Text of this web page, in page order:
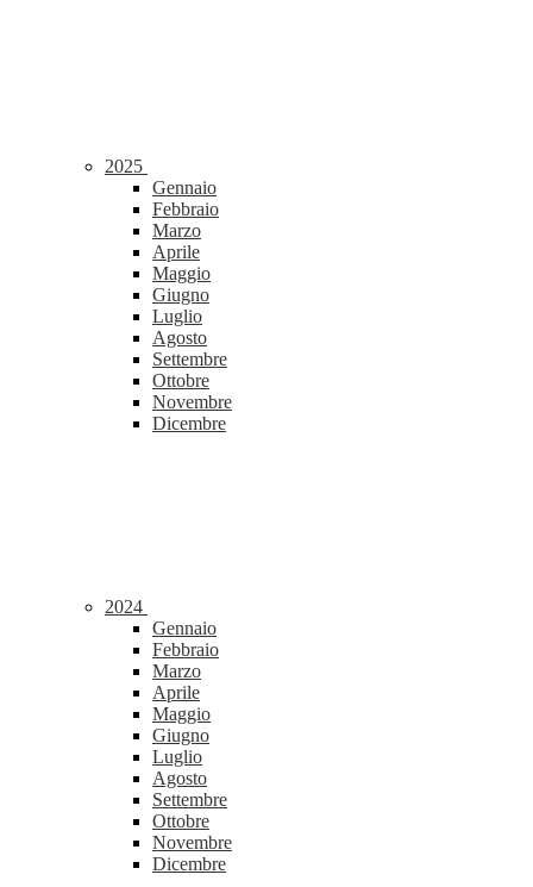
2025
Gennaio
Febbraio
Marzo
Aprile
Maggio
Giugno
Luglio
Agosto
Settembre
Ottobre
Novembre
Dicembre
2024
Gennaio
Febbraio
Marzo
Aprile
Maggio
Giugno
Luglio
Agosto
Settembre
Ottobre
Novembre
Dicembre